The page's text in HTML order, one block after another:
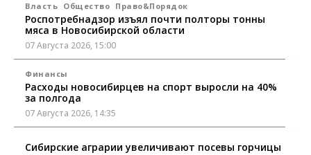
Власть Общество Право&Порядок
Роспотребнадзор изъял почти полторы тонны
мяса в Новосибирской области
07 Августа 2026, 15:00
Финансы
Расходы новосибирцев на спорт выросли на 40%
за полгода
07 Августа 2026, 14:35
Сибирские аграрии увеличивают посевы горчицы